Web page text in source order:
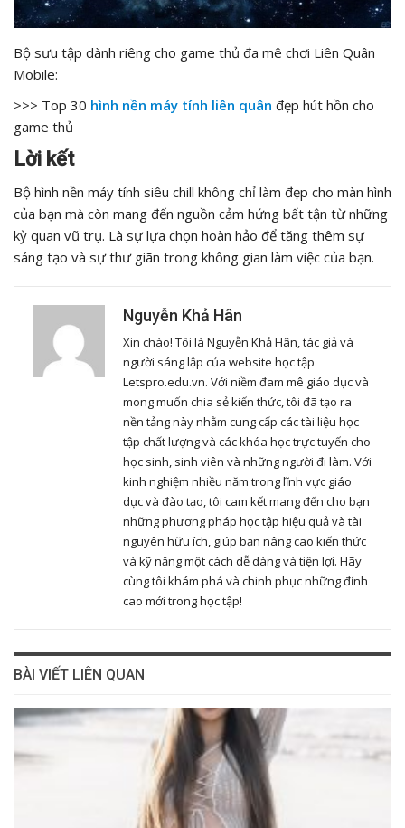
Bộ sưu tập dành riêng cho game thủ đa mê chơi Liên Quân
Mobile:
>>> Top 30 hình nền máy tính liên quân đẹp hút hồn cho
game thủ
Lời kết
Bộ hình nền máy tính siêu chill không chỉ làm đẹp cho màn hình
của bạn mà còn mang đến nguồn cảm hứng bất tận từ những
kỳ quan vũ trụ. Là sự lựa chọn hoàn hảo để tăng thêm sự
sáng tạo và sự thư giãn trong không gian làm việc của bạn.
Nguyễn Khả Hân
Xin chào! Tôi là Nguyễn Khả Hân, tác giả và
người sáng lập của website học tập
Letspro.edu.vn. Với niềm đam mê giáo dục và
mong muốn chia sẻ kiến thức, tôi đã tạo ra
nền tảng này nhằm cung cấp các tài liệu học
tập chất lượng và các khóa học trực tuyến cho
học sinh, sinh viên và những người đi làm. Với
kinh nghiệm nhiều năm trong lĩnh vực giáo
dục và đào tạo, tôi cam kết mang đến cho bạn
những phương pháp học tập hiệu quả và tài
nguyên hữu ích, giúp bạn nâng cao kiến thức
và kỹ năng một cách dễ dàng và tiện lợi. Hãy
cùng tôi khám phá và chinh phục những đỉnh
cao mới trong học tập!
BÀI VIẾT LIÊN QUAN